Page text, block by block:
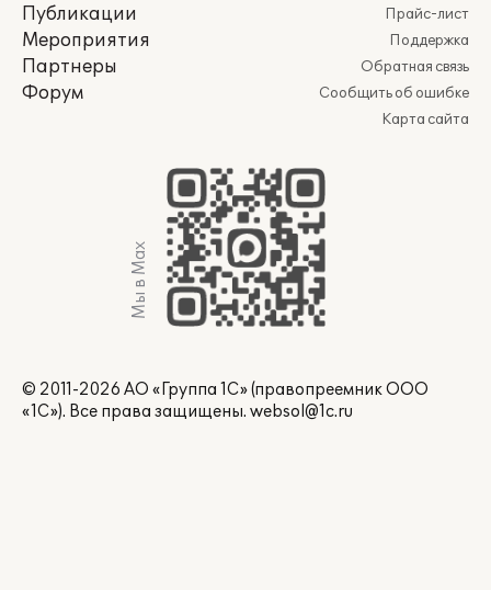
Публикации
Мероприятия
Партнеры
Форум
Прайс-лист
Поддержка
Обратная связь
Сообщить об ошибке
Карта сайта
Мы в Max
© 2011-2026 АО «Группа 1С» (правопреемник ООО
«1С»). Все права защищены. websol@1c.ru